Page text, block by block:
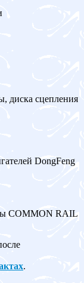
диска сцепления
DongFeng
COMMON RAIL
.